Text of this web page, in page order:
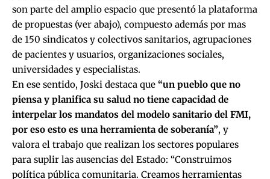
son parte del amplio espacio que presentó la plataforma
de propuestas (ver abajo), compuesto además por mas
de 150 sindicatos y colectivos sanitarios, agrupaciones
de pacientes y usuarios, organizaciones sociales,
universidades y especialistas.
En ese sentido, Joski destaca que “un pueblo que no
piensa y planifica su salud no tiene capacidad de
interpelar los mandatos del modelo sanitario del FMI,
por eso esto es una herramienta de soberanía”, y
valora el trabajo que realizan los sectores populares
para suplir las ausencias del Estado: “Construimos
política pública comunitaria. Creamos herramientas